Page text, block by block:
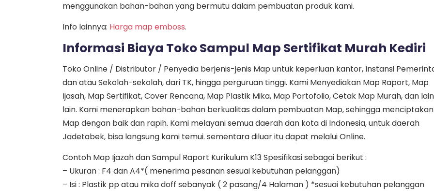
menggunakan bahan-bahan yang bermutu dalam pembuatan produk kami.
Info lainnya: Harga map emboss.
Informasi Biaya Toko Sampul Map Sertifikat Murah Kediri
Toko Online / Distributor / Penyedia berjenis-jenis Map untuk keperluan kantor, Instansi
dan atau Sekolah-sekolah, dari TK, hingga perguruan tinggi. Kami Menyediakan Map Raport, Map
Ijasah, Map Sertifikat, Cover Rencana, Map Plastik Mika, Map Portofolio, Cetak Map Murah, dan
lain. Kami menerapkan bahan-bahan berkualitas dalam pembuatan Map, sehingga menciptakan
Map dengan baik dan rapih. Kami melayani semua daerah dan kota di Indonesia, untuk daerah
Jadetabek, bisa langsung kami temui. sementara diluar itu dapat melalui Online.
Contoh Map Ijazah dan Sampul Raport Kurikulum K13 Spesifikasi sebagai berikut :
– Ukuran : F4 dan A4*( menerima pesanan sesuai kebutuhan pelanggan)
– Isi : Plastik pp atau mika doff sebanyak ( 2 pasang/4 Halaman ) *sesuai kebutuhan pelanggan